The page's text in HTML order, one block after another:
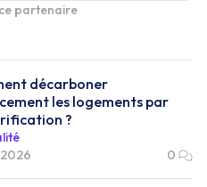
partenaire
décarboner
les logements par
?
0